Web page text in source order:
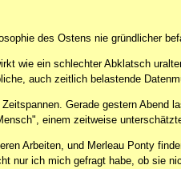
des Ostens nie gründlicher
wie ein schlechter Abklatsch
auch zeitlich belastende
Gerade gestern Abend
einem zeitweise
Arbeiten, und Merleau Ponty
nur ich mich gefragt habe, ob sie